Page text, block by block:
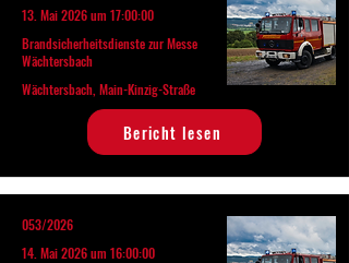
13. Mai 2026 um 17:00:00
Brandsicherheitsdienste zur Messe
Wächtersbach
Wächtersbach, Main-Kinzig-Straße
Bericht lesen
053/2026
14. Mai 2026 um 16:00:00